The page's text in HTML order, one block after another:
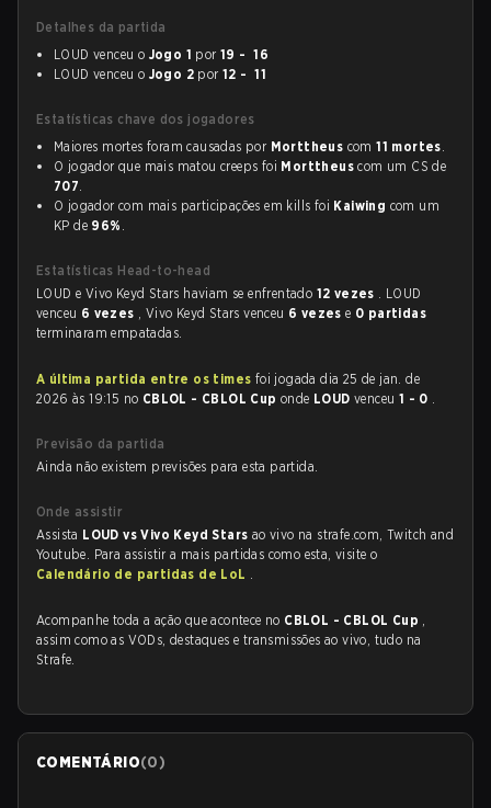
Detalhes da partida
LOUD venceu o Jogo 1 por19 - 16
LOUD venceu o Jogo 2 por12 - 11
Estatísticas chave dos jogadores
Maiores mortes foram causadas por Morttheus com11 mortes.
O jogador que mais matou creeps foi Morttheus com um CS de
707.
O jogador com mais participações em kills foi Kaiwing com um
KP de 96% .
Estatísticas Head-to-head
LOUD e Vivo Keyd Stars haviam se enfrentado 12 vezes . LOUD
venceu 6 vezes , Vivo Keyd Stars venceu 6 vezese 0 partidas
terminaram empatadas.
A última partida entre os times foi jogada dia 25 de jan. de
2026 às 19:15 no CBLOL - CBLOL Cuponde LOUDvenceu 1 - 0 .
Previsão da partida
Ainda não existem previsões para esta partida.
Onde assistir
Assista LOUD vs Vivo Keyd Stars ao vivo na strafe.com, Twitch and
Youtube. Para assistir a mais partidas como esta, visite o
Calendário de partidas de LoL .
Acompanhe toda a ação que acontece no CBLOL - CBLOL Cup ,
assim como as VODs, destaques e transmissões ao vivo, tudo na
Strafe.
COMENTÁRIO(0)